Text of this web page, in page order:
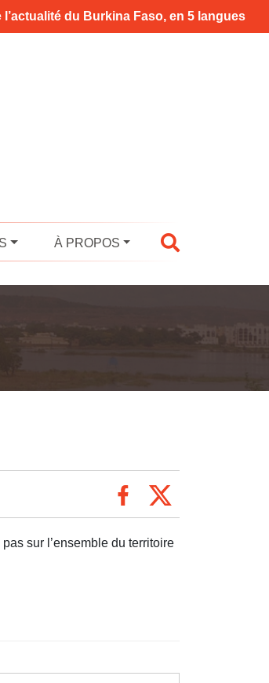
du Burkina Faso, en 5 langues
À PROPOS
sur l’ensemble du territoire